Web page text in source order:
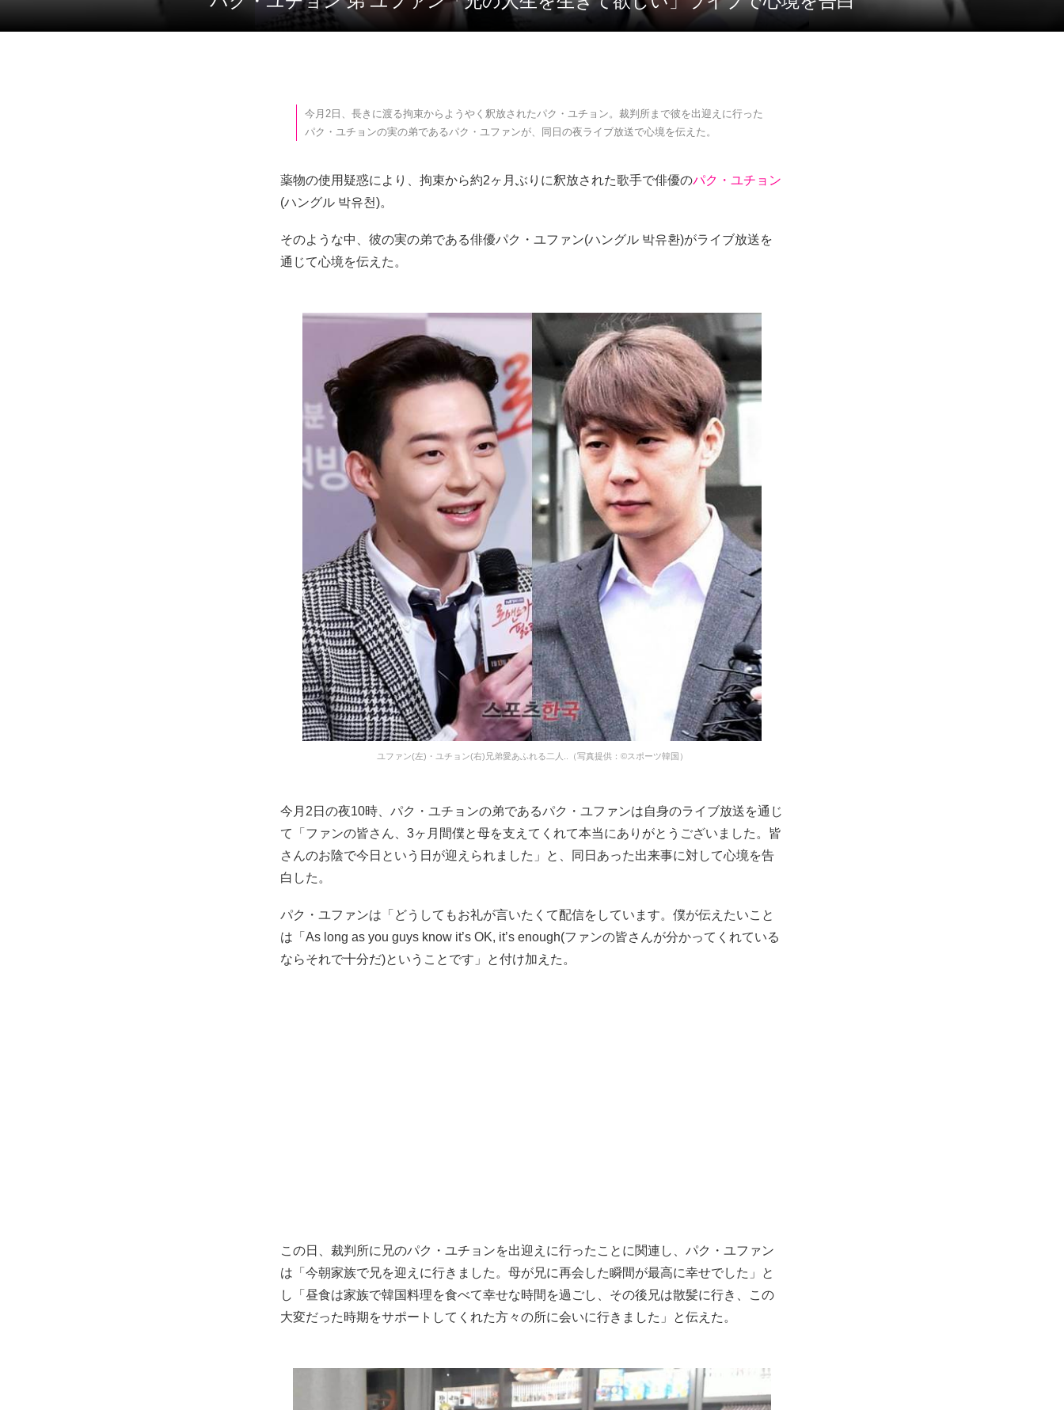
今月2日、長きに渡る拘束からようやく釈放されたパク・ユチョン。裁判所まで彼を出迎えに行った
パク・ユチョンの実の弟であるパク・ユファンが、同日の夜ライブ放送で心境を伝えた。
薬物の使用疑惑により、拘束から約2ヶ月ぶりに釈放された歌手で俳優のパク・ユチョン
(ハングル 박유천)。
そのような中、彼の実の弟である俳優パク・ユファン(ハングル 박유환)がライブ放送を
通じて心境を伝えた。
ユファン(左)・ユチョン(右)兄弟愛あふれる二人..（写真提供：©スポーツ韓国）
今月2日の夜10時、パク・ユチョンの弟であるパク・ユファンは自身のライブ放送を通じ
て「ファンの皆さん、3ヶ月間僕と母を支えてくれて本当にありがとうございました。皆
さんのお陰で今日という日が迎えられました」と、同日あった出来事に対して心境を告
白した。
パク・ユファンは「どうしてもお礼が言いたくて配信をしています。僕が伝えたいこと
は「As long as you guys know it’s OK, it’s enough(ファンの皆さんが分かってくれている
ならそれで十分だ)ということです」と付け加えた。
この日、裁判所に兄のパク・ユチョンを出迎えに行ったことに関連し、パク・ユファン
は「今朝家族で兄を迎えに行きました。母が兄に再会した瞬間が最高に幸せでした」と
し「昼食は家族で韓国料理を食べて幸せな時間を過ごし、その後兄は散髪に行き、この
大変だった時期をサポートしてくれた方々の所に会いに行きました」と伝えた。